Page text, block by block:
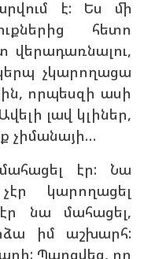
է: Ես մի
հետո
վերադառնալու,
չկարողացա
որպեսզի ասի
լավ կլիներ,
չիմանայի…
էր: Նա
կարողացել
նա մահացել,
իմ աշխարհ:
Պարզվեց, որ